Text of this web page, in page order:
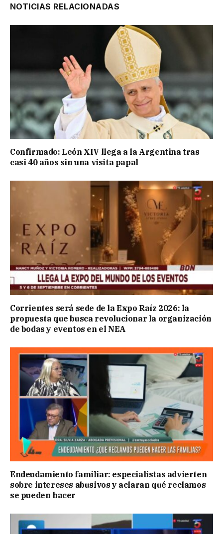
NOTICIAS RELACIONADAS
Confirmado: León XIV llega a la Argentina tras
casi 40 años sin una visita papal
Corrientes será sede de la Expo Raíz 2026: la
propuesta que busca revolucionar la organización
de bodas y eventos en el NEA
Endeudamiento familiar: especialistas advierten
sobre intereses abusivos y aclaran qué reclamos
se pueden hacer